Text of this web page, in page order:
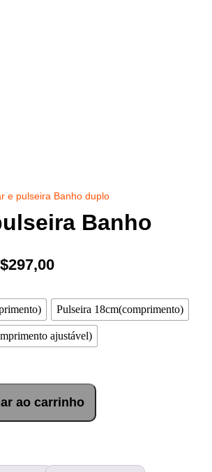
e pulseira Banho duplo
Banho
297,00
Pulseira 18cm(comprimento)
ajustável)
ao carrinho